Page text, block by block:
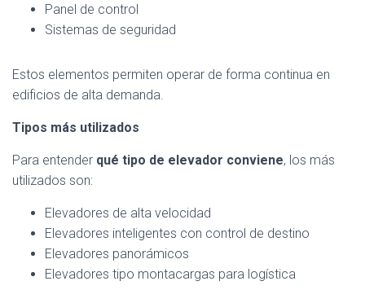
Panel de control
Sistemas de seguridad
Estos elementos permiten operar de forma continua en
edificios de alta demanda.
Tipos más utilizados
Para entender qué tipo de elevador conviene, los más
utilizados son:
Elevadores de alta velocidad
Elevadores inteligentes con control de destino
Elevadores panorámicos
Elevadores tipo montacargas para logística